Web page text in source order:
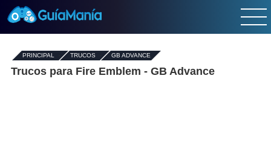
PRINCIPAL - TRUCOS- GB ADVANCE
Trucos para Fire Emblem - GB Advance